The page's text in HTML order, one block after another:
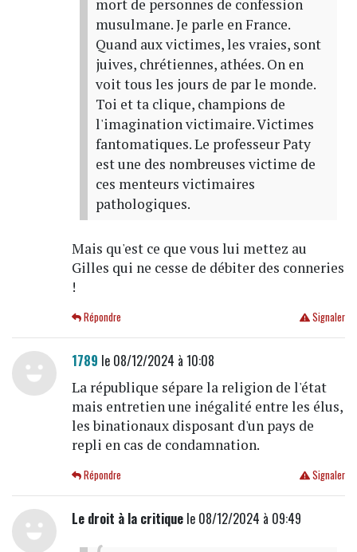
mort de personnes de confession
musulmane. Je parle en France.
Quand aux victimes, les vraies, sont
juives, chrétiennes, athées. On en
voit tous les jours de par le monde.
Toi et ta clique, champions de
l'imagination victimaire. Victimes
fantomatiques. Le professeur Paty
est une des nombreuses victime de
ces menteurs victimaires
pathologiques.
Mais qu'est ce que vous lui mettez au
Gilles qui ne cesse de débiter des conneries
!
Signaler
Répondre
1789 le 08/12/2024 à 10:08
La république sépare la religion de l'état
mais entretien une inégalité entre les élus,
les binationaux disposant d'un pays de
repli en cas de condamnation.
Signaler
Répondre
Le droit à la critiquele 08/12/2024 à 09:49